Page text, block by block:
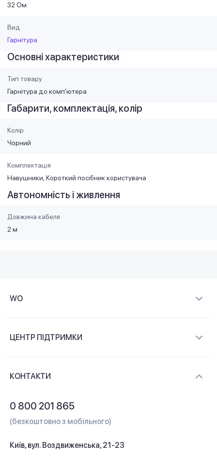
32 Ом
Вид
Гарнітура
Основні характеристики
Тип товару
Гарнітура до комп'ютера
Габарити, комплектація, колір
Колір
Чорний
Комплектація
Навушники, Короткий посібник користувача
Автономність і живлення
Довжина кабеля
2 м
WO
Контакти
ЦЕНТР ПІДТРИМКИ
КОНТАКТИ
0 800 201 865
(безкоштовно з мобільного)
Київ, вул. Воздвиженська, 21-23